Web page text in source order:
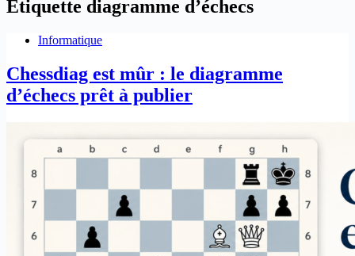
Étiquette diagramme d’échecs
Informatique
Chessdiag est mûr : le diagramme
d’échecs prêt à publier